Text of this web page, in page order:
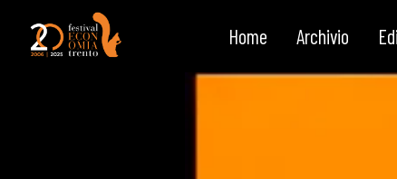
Salta al contenuto
Immigrazione e crescita
Home Archivio